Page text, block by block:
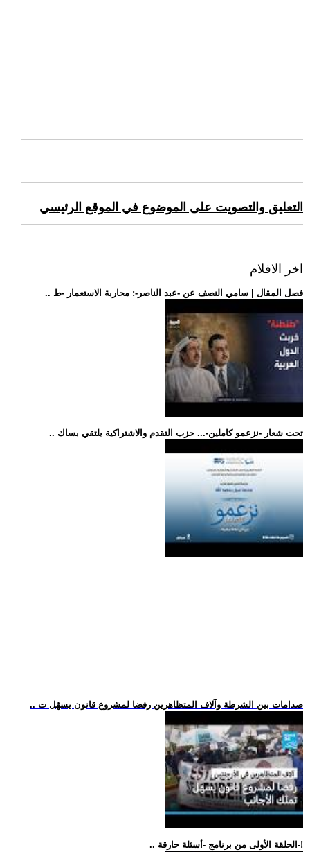
التعليق والتصويت على الموضوع في الموقع الرئيسي
اخر الافلام
.. فصل المقال | سامي النصف عن -عبد الناصر-: محاربة الاستعمار -ط
.. تحت شعار -نزعمو كاملين-... حزب التقدم والاشتراكية يلتقي بساك
.. صدامات بين الشرطة وآلاف المتظاهرين رفضا لمشروع قانون يسهّل ت
.. الحلقة الأولى من برنامج -أسئلة حارقة-!